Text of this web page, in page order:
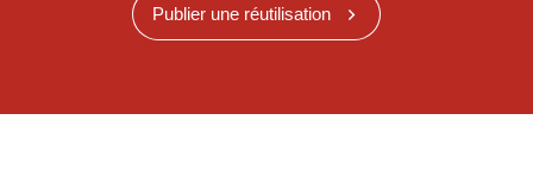
Publier une réutilisation